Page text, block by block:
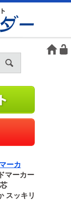
ーカ
マーカー
スッキリ